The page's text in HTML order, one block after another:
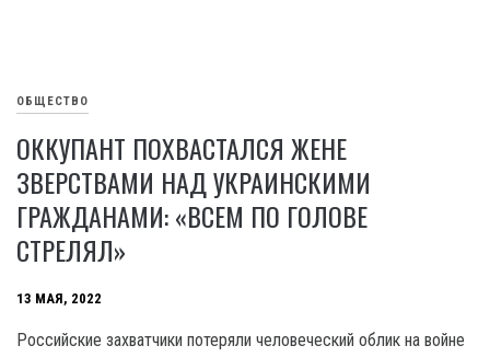
ОБЩЕСТВО
ОККУПАНТ ПОХВАСТАЛСЯ ЖЕНЕ
ЗВЕРСТВАМИ НАД УКРАИНСКИМИ
ГРАЖДАНАМИ: «ВСЕМ ПО ГОЛОВЕ
СТРЕЛЯЛ»
13 МАЯ, 2022
Российские захватчики потеряли человеческий облик на войне